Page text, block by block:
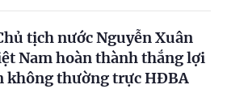
tịch nước Nguyễn Xuân
Nam hoàn thành thắng lợi
không thường trực HĐBA